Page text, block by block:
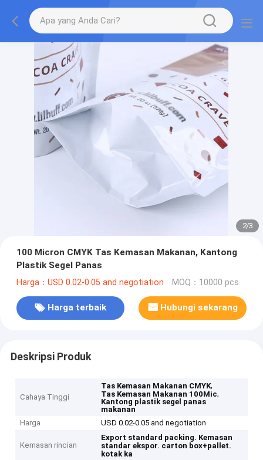
2/3
100 Micron CMYK Tas Kemasan Makanan, Kantong
Plastik Segel Panas
Harga：USD 0.02-0.05 and negotiation MOQ：10000 pcs
Harga terbaik Hubungi sekarang
Deskripsi Produk
Cahaya Tinggi
Tas Kemasan Makanan CMYK,
Tas Kemasan Makanan 100Mic,
Kantong plastik segel panas
makanan
Harga
USD 0.02-0.05 and negotiation
Kemasan rincian
Export standard packing. Kemasan
standar ekspor. carton box+pallet.
kotak ka